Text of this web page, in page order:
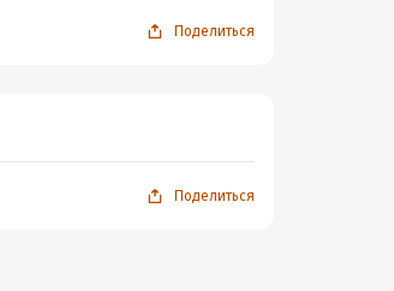
Поделиться
Поделиться